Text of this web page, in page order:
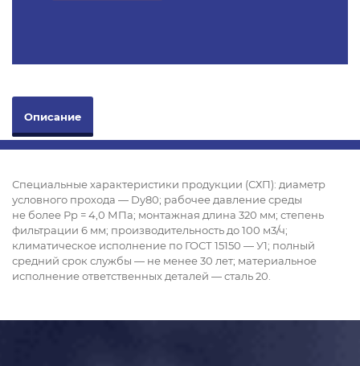
Описание
Специальные характеристики продукции (СХП): диаметр
условного прохода — Dy80; рабочее давление среды
не более Рр = 4,0 МПа; монтажная длина 320 мм; степень
фильтрации 6 мм; производительность до 100 м3/ч;
климатическое исполнение по ГОСТ 15150 — У1; полный
средний срок службы — не менее 30 лет; материальное
исполнение ответственных деталей — сталь 20.